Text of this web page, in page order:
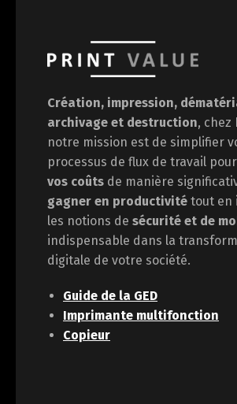
Création, impression,
archivage et destruction, chez
notre mission est de simplifier
processus de flux de travail pour
vos coûts de manière
gagner en productivité tout en
les notions de sécurité et de
indispensable dans la
digitale de votre société.
Guide de la GED
Imprimante multifonction
Copieur